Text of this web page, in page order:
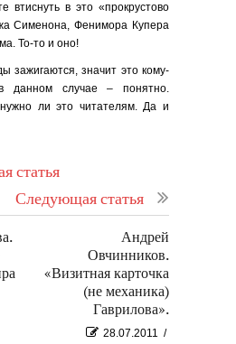
втиснуть в это «прокрустово
Сименона, Фенимора Купера
То-то и оно!
зажигаются, значит это кому-
данном случае – понятно.
ли это читателям. Да и
статья
Следующая статья
Андрей
Овчинников.
«Визитная карточка
(не механика)
Гаврилова».
28.07.2011 /